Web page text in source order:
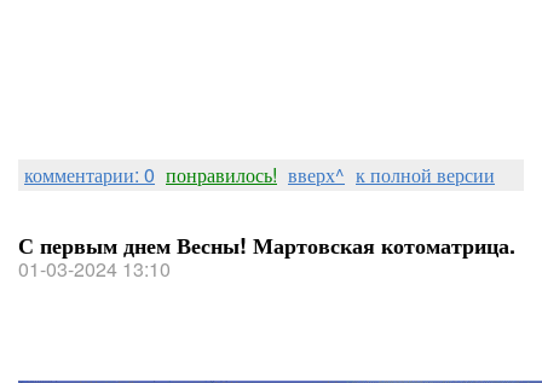
комментарии: 0 понравилось! вверх^ к полной версии
С первым днем Весны! Мартовская котоматрица.
01-03-2024 13:10